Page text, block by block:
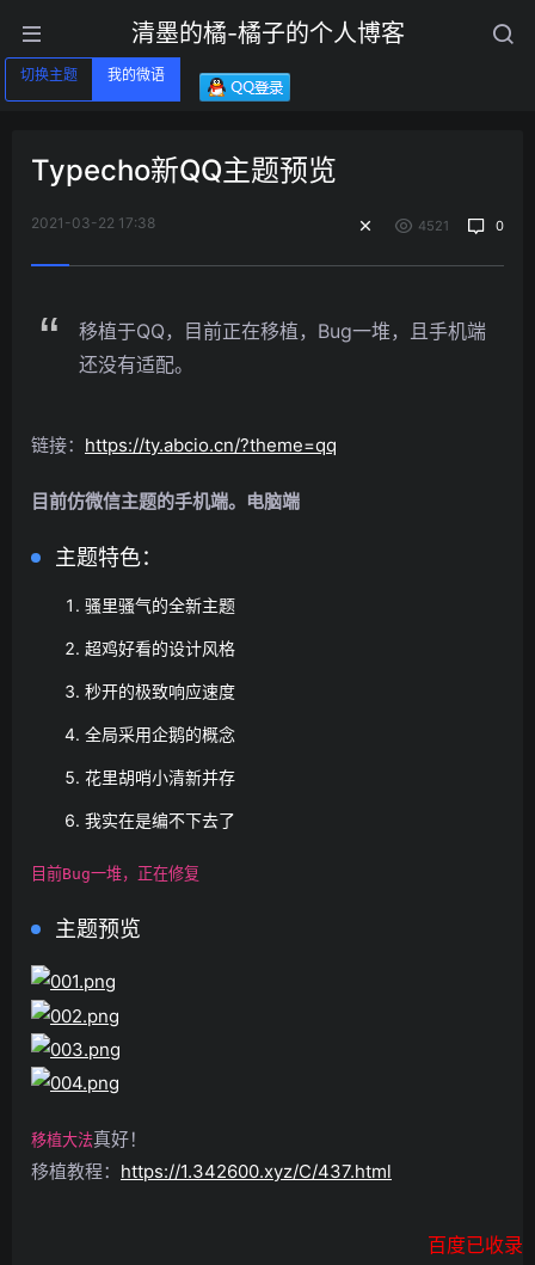
清墨的橘-橘子的个人博客
切换主题 我的微语
Typecho新QQ主题预览
2021-03-22 17:38 4521 0
移植于QQ，目前正在移植，Bug一堆，且手机端
还没有适配。
链接： https://ty.abcio.cn/?theme=qq
目前仿微信主题的手机端。电脑端
主题特色：
骚里骚气的全新主题
超鸡好看的设计风格
秒开的极致响应速度
全局采用企鹅的概念
花里胡哨小清新并存
我实在是编不下去了
目前Bug一堆，正在修复
主题预览
移植大法真好！
移植教程： https://1.342600.xyz/C/437.html
百度已收录